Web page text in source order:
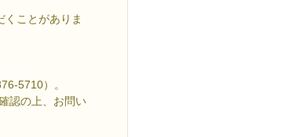
ことがありま
5710）。
認の上、お問い